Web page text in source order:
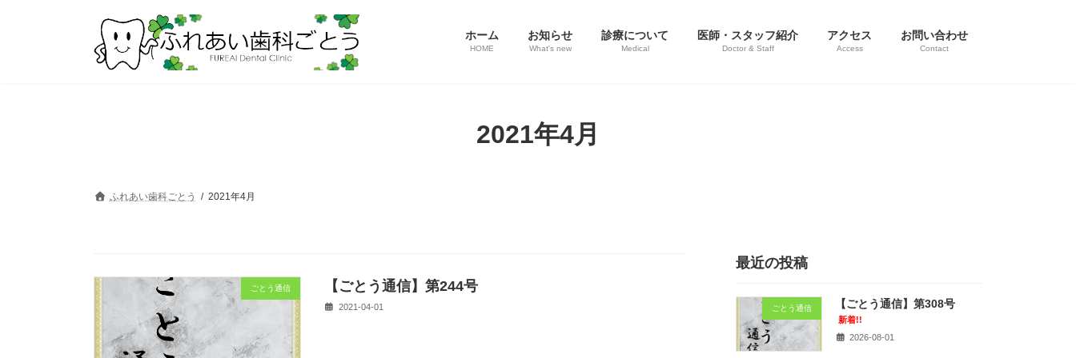
ホーム
HOME
お知らせ
What's new
診療について
Medical
医師・スタッフ紹介
Doctor & Staff
アクセス
Access
お問い合わせ
Contact
2021年4月
ふれあい歯科ごとう 2021年4月
ごとう通信 【ごとう通信】第244号
2021-04-01
最近の投稿
ごとう通信 【ごとう通信】第308号
新着!!
2026-08-01